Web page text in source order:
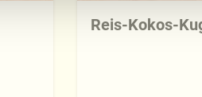
Reis-Kokos-